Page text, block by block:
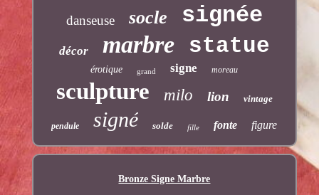
danseuse socle signée
décor marbre statue
érotique grand signe moreau
sculpture milo lion vintage
pendule signé solde fille fonte figure
Bronze Signe Marbre